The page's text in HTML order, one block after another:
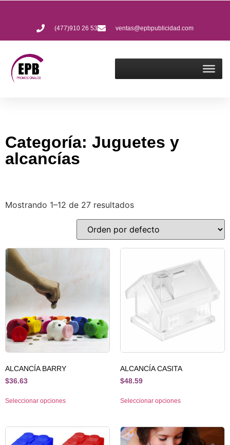
(477)910 26 53 ventas@epbpublicidad.com
Categoría: Juguetes y
alcancías
Mostrando 1–12 de 27 resultados
ALCANCÍA BARRY
$36.63
Seleccionar opciones
ALCANCÍA CASITA
$48.59
Seleccionar opciones